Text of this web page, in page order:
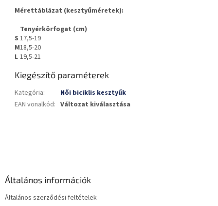
Mérettáblázat (kesztyűméretek):
Tenyérkörfogat (cm)
S 17,5-19
M18,5-20
L 19,5-21
Kiegészítő paraméterek
Kategória:
Női biciklis kesztyűk
EAN vonalkód: Változat kiválasztása
Általános információk
Általános szerződési feltételek